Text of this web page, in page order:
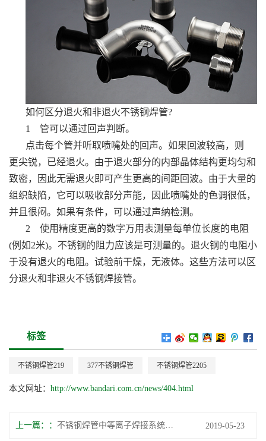
如何区分退火和非退火不锈钢焊管?
1 管可以通过回声判断。
点击每个管并听取喷嘴处的回声。如果回波较高，则
更尖锐，已经退火。由于退火部分的内部晶体结构更均匀和
致密，因此无需退火即可产生更高的间距回波。由于大量的
组织缺陷，它可以吸收部分声能，因此喷嘴处的色调很低，
并且很闷。如果有条件，可以通过声纳检测。
2 使用精度更高的数字万用表测量每单位长度的电阻
(例如2米)。不锈钢的阻力应该是可测量的。退火钢的电阻小
于没有退火的电阻。试验前干燥，无液体。这些方法可以区
分退火和非退火不锈钢焊接管。
标签
不锈钢焊管219 377不锈钢焊管 不锈钢焊管2205
本文网址： http://www.bandari.com.cn/news/404.html
上一篇： 2019-05-23